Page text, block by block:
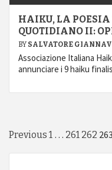
HAIKU, LA POESIA
QUOTIDIANO II:
BY SALVATORE
Associazione Italiana
annunciare i 9 haiku
Navigazione
articoli
Previous 1 … 261 262 263